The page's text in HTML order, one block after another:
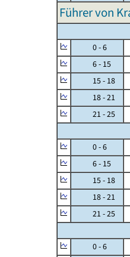
Führer von
0 - 6
6 - 15
15 - 18
18 - 21
21 - 25
0 - 6
6 - 15
15 - 18
18 - 21
21 - 25
0 - 6